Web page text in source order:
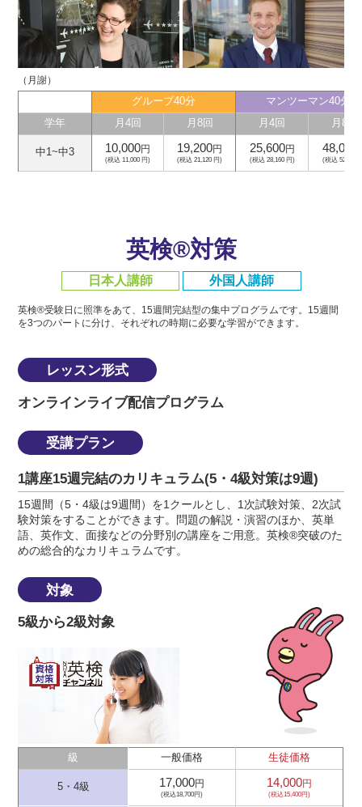
（月謝）
グループ40分
マンツーマン40分
学年
月4回 月8回 月4回 月8回
中1~中3 10,000円
(税込 11,000 円)
19,200円
(税込 21,120 円)
25,600円
(税込 28,160 円)
48,000
(税込 52,800
英検®対策
日本人講師 外国人講師
英検®受験日に照準をあて、15週間完結型の集中プログラムです。 15週間
を3つのパートに分け、それぞれの時期に必要な学習ができます。
レッスン形式
オンラインライブ配信プログラム
受講プラン
1講座15週完結のカリキュラム(5・4級対策は9週)
15週間（5・4級は9週間）を1クールとし、1次試験対策、2次試
験対策をすることができます。問題の解説・演習のほか、英単
語、英作文、面接などの分野別の講座をご用意。英検®突破のた
めの総合的なカリキュラムです。
対象
5級から2級対象
級 一般価格 生徒価格
5・4級 17,000円
(税込18,700円)
14,000円
(税込15,400円)